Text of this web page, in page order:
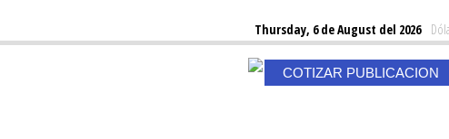
Thursday, 6 de August del 2026
COTIZAR PUBLICACION